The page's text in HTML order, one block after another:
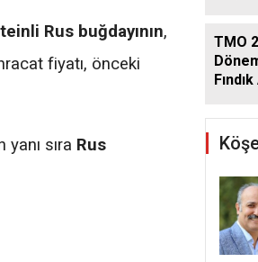
Rus buğdayının,
fiyatı, önceki
sıra Rus
TMO